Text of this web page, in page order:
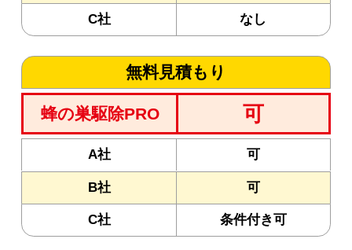
C社 なし
無料見積もり
蜂の巣駆除PRO 可
A社 可
B社 可
C社 条件付き可